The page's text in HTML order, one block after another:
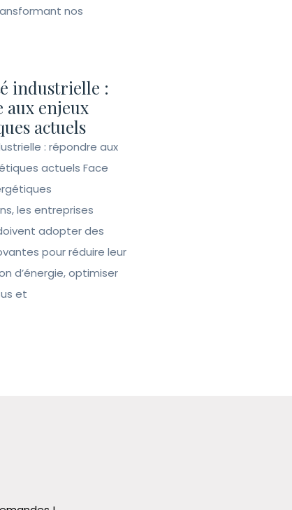
nos
industrielle :
aux enjeux
actuels
: répondre aux
actuels Face
les entreprises
adopter des
pour réduire leur
d’énergie, optimiser
et